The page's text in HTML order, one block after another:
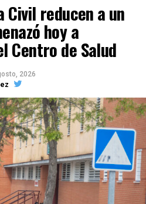
Civil reducen a un
hoy a
Centro de Salud
2026